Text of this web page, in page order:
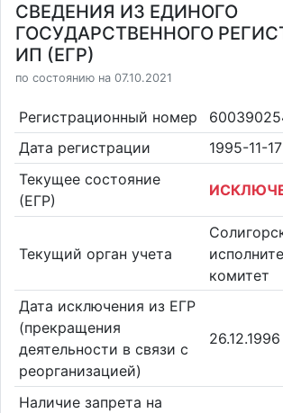
СВЕДЕНИЯ ИЗ ЕДИНОГО
ГОСУДАРСТВЕННОГО
ИП (ЕГР)
по состоянию на 07.10.2021
Регистрационный номер
Дата регистрации
1995-11-17
Текущее состояние
(ЕГР)
Текущий орган учета
комитет
Дата исключения из ЕГР
(прекращения
деятельности в связи с
реорганизацией)
26.12.1996
Наличие запрета на